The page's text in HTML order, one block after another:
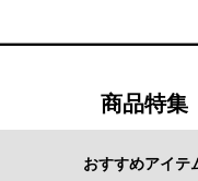
商品特集
おすすめアイテ